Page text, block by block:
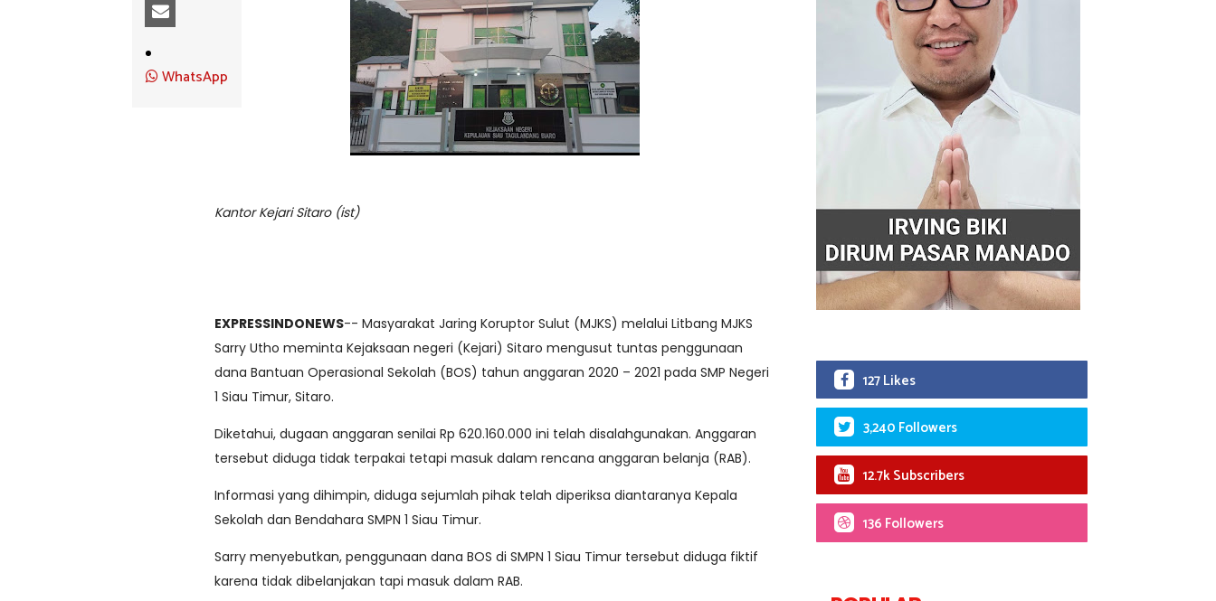
WhatsApp
Kantor Kejari Sitaro (ist)
EXPRESSINDONEWS-- Masyarakat Jaring Koruptor Sulut (MJKS) melalui Litbang MJKS
Sarry Utho meminta Kejaksaan negeri (Kejari) Sitaro mengusut tuntas penggunaan
dana Bantuan Operasional Sekolah (BOS) tahun anggaran 2020 – 2021 pada SMP Negeri
1 Siau Timur, Sitaro.
Diketahui, dugaan anggaran senilai Rp 620.160.000 ini telah disalahgunakan. Anggaran
tersebut diduga tidak terpakai tetapi masuk dalam rencana anggaran belanja (RAB).
Informasi yang dihimpin, diduga sejumlah pihak telah diperiksa diantaranya Kepala
Sekolah dan Bendahara SMPN 1 Siau Timur.
Sarry menyebutkan, penggunaan dana BOS di SMPN 1 Siau Timur tersebut diduga fiktif
karena tidak dibelanjakan tapi masuk dalam RAB.
127 Likes
3,240 Followers
12.7k Subscribers
136 Followers